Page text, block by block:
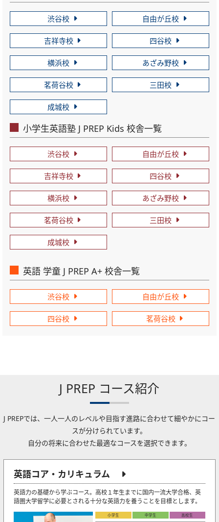
渋谷校 自由が丘校
吉祥寺校 四谷校
横浜校 あざみ野校
茗荷谷校 三田校
成城校
小学生英語塾 J PREP Kids 校舎一覧
渋谷校 自由が丘校
吉祥寺校 四谷校
横浜校 あざみ野校
茗荷谷校 三田校
成城校
英語 学童 J PREP A+ 校舎一覧
渋谷校 自由が丘校
四谷校 茗荷谷校
J PREP コース紹介
J PREPでは、一人一人のレベルや目指す進路に合わせて細やかにコー
スが分けられています。
自分の将来に合わせた最適なコースを選択できます。
英語コア・カリキュラム
英語力の基礎から学ぶコース。高校１年生までに国内一流大学合格、英
語圏大学留学に必要とされる十分な英語力を養うことを目標とします。
小学生 中学生 高校生